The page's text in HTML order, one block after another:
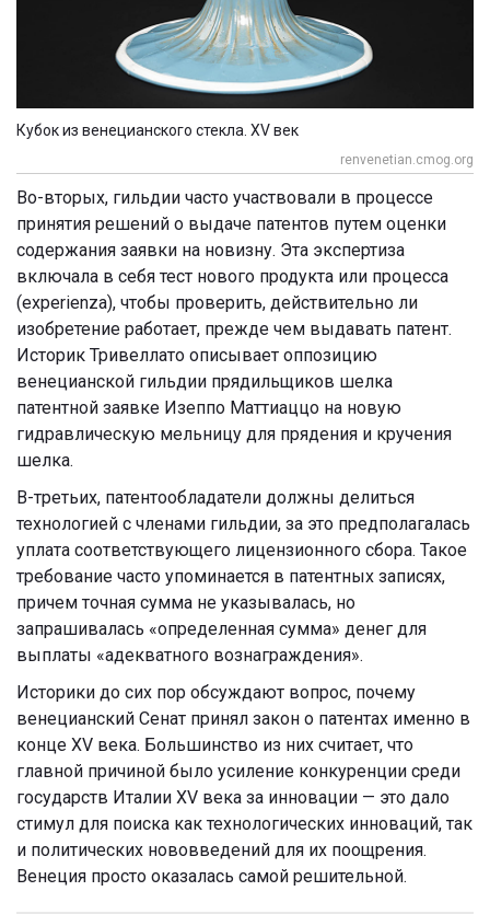
Кубок из венецианского стекла. XV век
renvenetian.cmog.org
Во-вторых, гильдии часто участвовали в процессе
принятия решений о выдаче патентов путем оценки
содержания заявки на новизну. Эта экспертиза
включала в себя тест нового продукта или процесса
(experienza), чтобы проверить, действительно ли
изобретение работает, прежде чем выдавать патент.
Историк Тривеллато описывает оппозицию
венецианской гильдии прядильщиков шелка
патентной заявке Изеппо Маттиаццо на новую
гидравлическую мельницу для прядения и кручения
шелка.
В-третьих, патентообладатели должны делиться
технологией с членами гильдии, за это предполагалась
уплата соответствующего лицензионного сбора. Такое
требование часто упоминается в патентных записях,
причем точная сумма не указывалась, но
запрашивалась «определенная сумма» денег для
выплаты «адекватного вознаграждения».
Историки до сих пор обсуждают вопрос, почему
венецианский Сенат принял закон о патентах именно в
конце XV века. Большинство из них считает, что
главной причиной было усиление конкуренции среди
государств Италии XV века за инновации — это дало
стимул для поиска как технологических инноваций, так
и политических нововведений для их поощрения.
Венеция просто оказалась самой решительной.